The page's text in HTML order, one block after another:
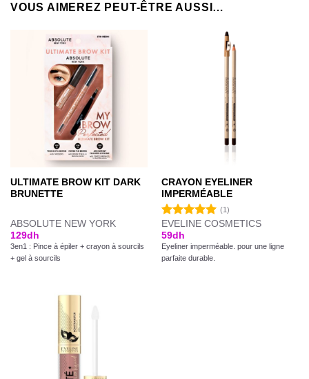
VOUS AIMEREZ PEUT-ÊTRE AUSSI…
ULTIMATE BROW KIT DARK
BRUNETTE
ABSOLUTE NEW YORK
129dh
3en1 : Pince à épiler + crayon à sourcils
+ gel à sourcils
CRAYON EYELINER
IMPERMÉABLE
Note5.00
sur 5
(1)
EVELINE COSMETICS
59dh
Eyeliner imperméable. pour une ligne
parfaite durable.